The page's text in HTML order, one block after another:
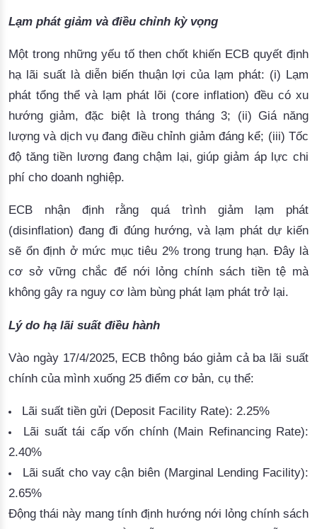
Lạm phát giảm và điều chỉnh kỳ vọng
Một trong những yếu tố then chốt khiến ECB quyết định
hạ lãi suất là diễn biến thuận lợi của lạm phát: (i) Lạm
phát tổng thể và lạm phát lõi (core inflation) đều có xu
hướng giảm, đặc biệt là trong tháng 3; (ii) Giá năng
lượng và dịch vụ đang điều chỉnh giảm đáng kể; (iii) Tốc
độ tăng tiền lương đang chậm lại, giúp giảm áp lực chi
phí cho doanh nghiệp.
ECB nhận định rằng quá trình giảm lạm phát
(disinflation) đang đi đúng hướng, và lạm phát dự kiến
sẽ ổn định ở mức mục tiêu 2% trong trung hạn. Đây là
cơ sở vững chắc để nới lỏng chính sách tiền tệ mà
không gây ra nguy cơ làm bùng phát lạm phát trở lại.
Lý do hạ lãi suất điều hành
Vào ngày 17/4/2025, ECB thông báo giảm cả ba lãi suất
chính của mình xuống 25 điểm cơ bản, cụ thể:
Lãi suất tiền gửi (Deposit Facility Rate): 2.25%
Lãi suất tái cấp vốn chính (Main Refinancing Rate):
2.40%
Lãi suất cho vay cận biên (Marginal Lending Facility):
2.65%
Động thái này mang tính định hướng nới lỏng chính sách